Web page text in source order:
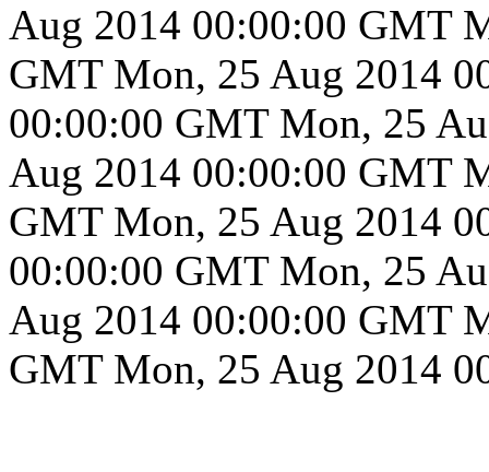
Aug 2014 00:00:00 GMT
GMT Mon, 25 Aug 2014
00:00:00 GMT Mon, 25
Aug 2014 00:00:00 GMT
GMT Mon, 25 Aug 2014
00:00:00 GMT Mon, 25
Aug 2014 00:00:00 GMT
GMT Mon, 25 Aug 2014